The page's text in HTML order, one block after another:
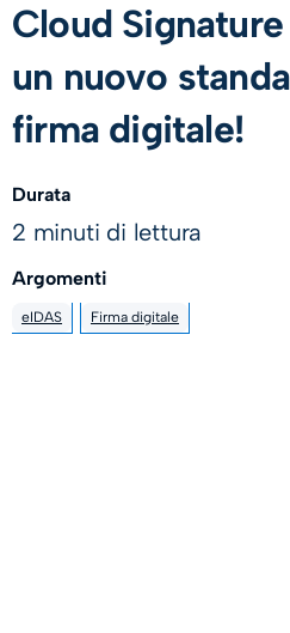
Cloud
un nuovo
firma digitale!
Durata
2 minuti di lettura
Argomenti
eIDAS Firma digitale